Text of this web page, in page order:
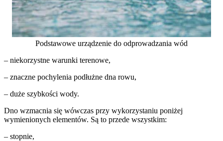
Podstawowe urządzenie do odprowadzania wód
– niekorzystne warunki terenowe,
– znaczne pochylenia podłużne dna rowu,
– duże szybkości wody.
Dno wzmacnia się wówczas przy wykorzystaniu poniżej
wymienionych elementów. Są to przede wszystkim:
– stopnie,